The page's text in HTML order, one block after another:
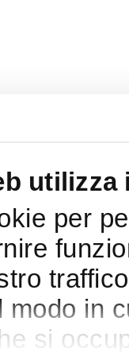
utilizza
per
modo in
si